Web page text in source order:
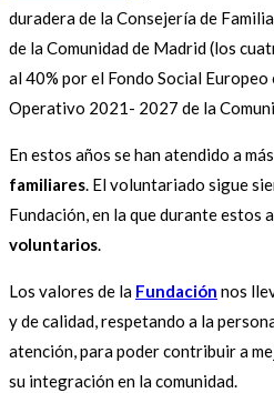
duradera de la Consejería de
de la Comunidad de Madrid (los
al 40% por el Fondo Social
Operativo 2021- 2027 de la
En estos años se han atendido a
familiares. El voluntariado sigue
Fundación, en la que durante estos
voluntarios.
Los valores de la Fundación nos
y de calidad, respetando a la
atención, para poder contribuir a
su integración en la comunidad.